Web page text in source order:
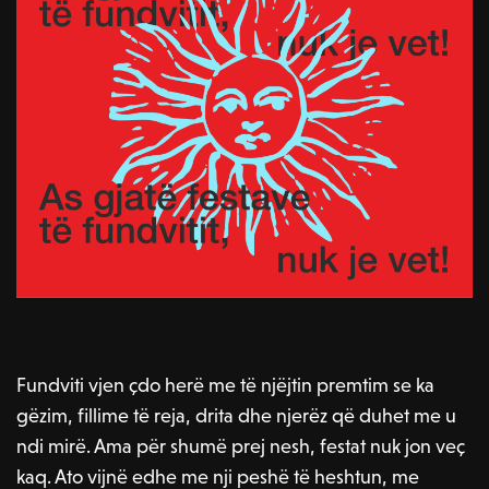
Fundviti vjen çdo herë me të njëjtin premtim se ka
gëzim, fillime të reja, drita dhe njerëz që duhet me u
ndi mirë. Ama për shumë prej nesh, festat nuk jon veç
kaq. Ato vijnë edhe me nji peshë të heshtun, me